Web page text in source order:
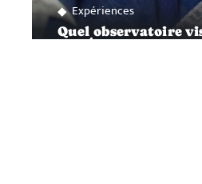
Expériences
Quel observatoire